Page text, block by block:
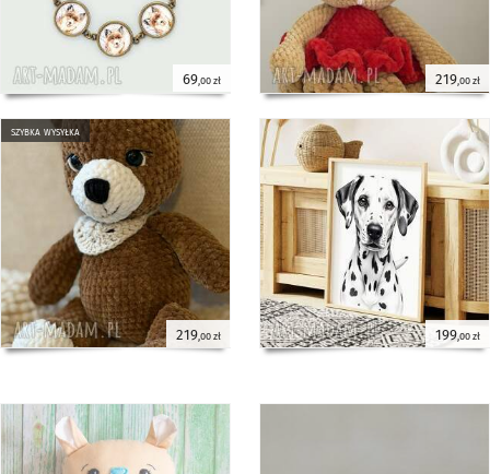
69,00 zł 219,00 zł
szybka wysyłka
219,00 zł 199,00 zł